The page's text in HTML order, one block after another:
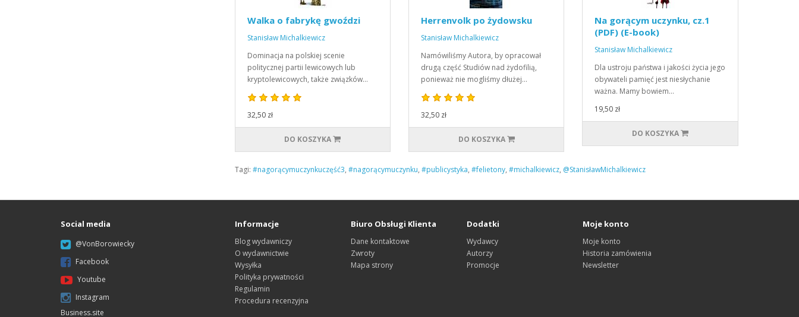
Walka o fabrykę gwoździ
Stanisław Michalkiewicz
Dominacja na polskiej scenie
politycznej partii lewicowych lub
kryptolewicowych, także związków…
32,50 zł
DO KOSZYKA
Herrenvolk po żydowsku
Stanisław Michalkiewicz
Namówiliśmy Autora, by opracował
drugą część Studiów nad żydofilią,
ponieważ nie mogliśmy dłużej…
32,50 zł
DO KOSZYKA
Na gorącym uczynku, cz.1
(PDF) (E-book)
Stanisław Michalkiewicz
Dla ustroju państwa i jakości życia jego
obywateli pamięć jest niesłychanie
ważna. Mamy bowiem…
19,50 zł
DO KOSZYKA
Tagi: #nagorącymuczynkuczęść3, #nagorącymuczynku, #publicystyka, #felietony, #michalkiewicz, @StanisławMichalkiewicz
Social media
@VonBorowiecky
Facebook
Youtube
Instagram
Business.site
Informacje
Blog wydawniczy
O wydawnictwie
Wysyłka
Polityka prywatności
Regulamin
Procedura recenzyjna
Biuro Obsługi Klienta
Dane kontaktowe
Zwroty
Mapa strony
Dodatki
Wydawcy
Autorzy
Promocje
Moje konto
Moje konto
Historia zamówienia
Newsletter